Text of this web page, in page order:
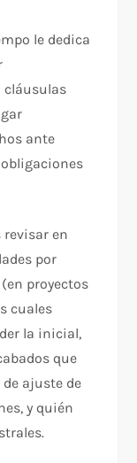
le dedica
cláusulas
ante
revisar en
por
proyectos
cuales
la inicial,
que
ajuste de
y quién